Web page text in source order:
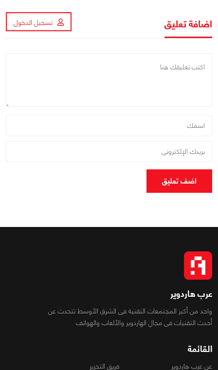
اضافة تعليق تسجيل الدخول
اضف تعليق
عرب هاردوير
واحد من أكبر المجتمعات التقنية فى الشرق الأوسط تتحدث عن
أحدث التقنيات فى مجال الهاردوير والألعاب والهواتف
القائمة
عن عرب هاردوير فريق التحرير